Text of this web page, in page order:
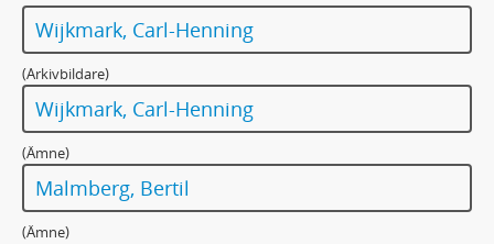
Wijkmark, Carl-Henning
(Arkivbildare)
Wijkmark, Carl-Henning
(Ämne)
Malmberg, Bertil
(Ämne)